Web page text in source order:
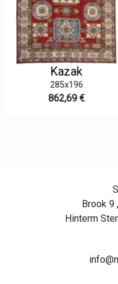
Kazak
285x196
862,69 €
Brook 9
Hinterm